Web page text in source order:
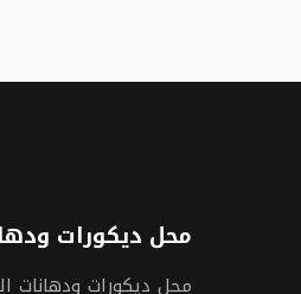
محل ديكورات
محل ديكورات ودهانات